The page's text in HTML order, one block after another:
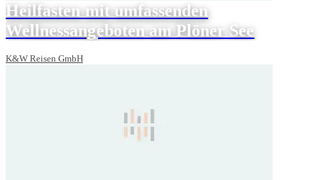
Heilfasten mit umfassenden
Wellnessangeboten am Plöner See
K&W Reisen GmbH